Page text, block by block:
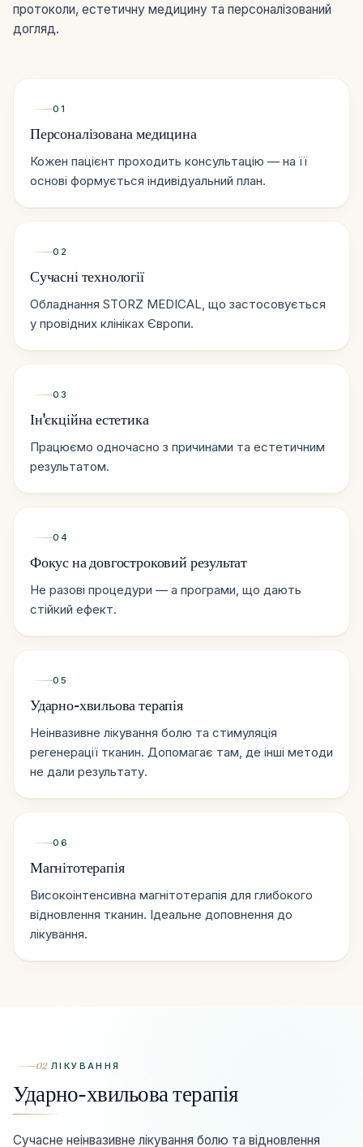
протоколи, естетичну медицину та персоналізований
догляд.
01
Персоналізована медицина
Кожен пацієнт проходить консультацію — на її
основі формується індивідуальний план.
02
Сучасні технології
Обладнання STORZ MEDICAL, що застосовується
у провідних клініках Європи.
03
Ін'єкційна естетика
Працюємо одночасно з причинами та естетичним
результатом.
04
Фокус на довгостроковий результат
Не разові процедури — а програми, що дають
стійкий ефект.
05
Ударно-хвильова терапія
Неінвазивне лікування болю та стимуляція
регенерації тканин. Допомагає там, де інші методи
не дали результату.
06
Магнітотерапія
Високоінтенсивна магнітотерапія для глибокого
відновлення тканин. Ідеальне доповнення до
лікування.
02 ЛІКУВАННЯ
Ударно-хвильова терапія
Сучасне неінвазивне лікування болю та відновлення